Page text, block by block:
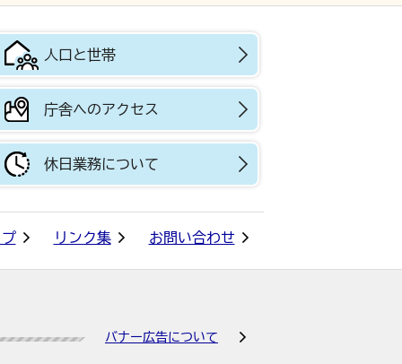
人口と世帯
庁舎へのアクセス
休日業務について
リンク集 お問い合わせ
バナー広告について